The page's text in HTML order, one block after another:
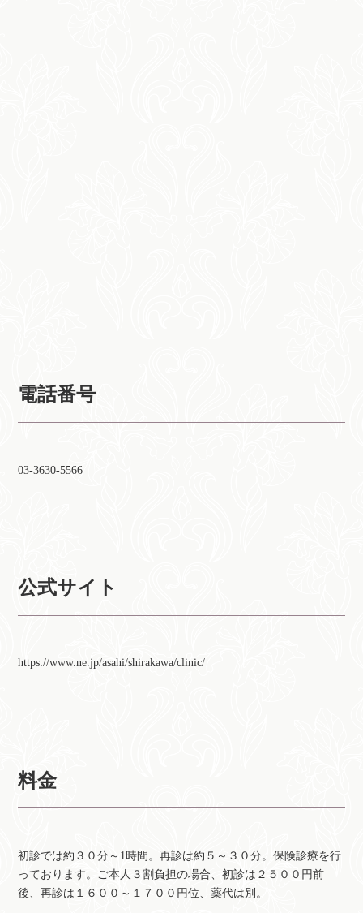
電話番号
03-3630-5566
公式サイト
https://www.ne.jp/asahi/shirakawa/clinic/
料金
初診では約３０分～1時間。再診は約５～３０分。保険診療を行
っております。ご本人３割負担の場合、初診は２５００円前
後、再診は１６００～１７００円位、薬代は別。